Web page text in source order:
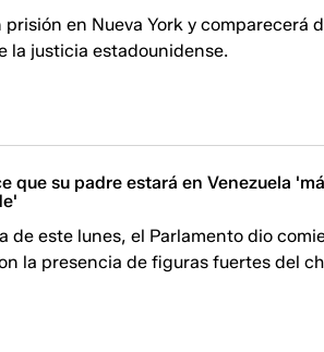
en Nueva York y comparecerá
la justicia estadounidense.
que su padre estará en Venezuela
de este lunes, el Parlamento dio
la presencia de figuras fuertes del